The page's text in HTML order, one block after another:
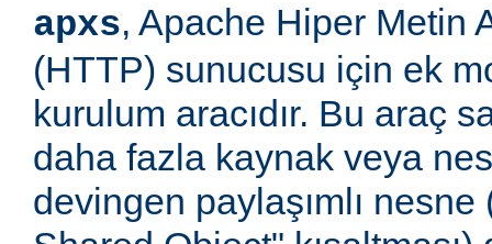
apxs, Apache Hiper Metin
(HTTP) sunucusu için ek
kurulum aracıdır. Bu araç
daha fazla kaynak veya
devingen paylaşımlı